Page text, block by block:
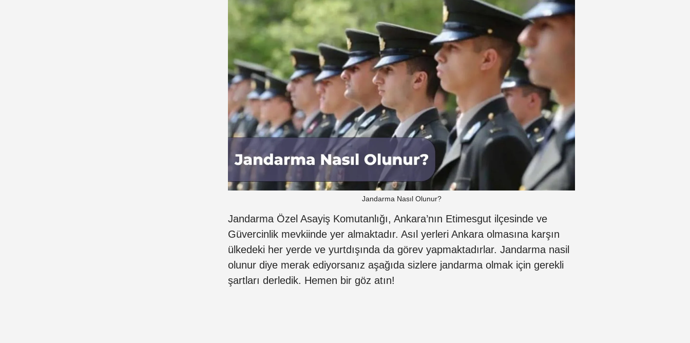
Jandarma Nasıl Olunur?
Jandarma Özel Asayiş Komutanlığı, Ankara’nın Etimesgut ilçesinde ve
Güvercinlik mevkiinde yer almaktadır. Asıl yerleri Ankara olmasına karşın
ülkedeki her yerde ve yurtdışında da görev yapmaktadırlar. Jandarma nasil
olunur diye merak ediyorsanız aşağıda sizlere jandarma olmak için gerekli
şartları derledik. Hemen bir göz atın!